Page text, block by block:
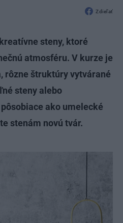
Zdieľať
steny, ktoré
atmosféru. V kurze je
rôzne štruktúry vytvárané
steny alebo
ako umelecké
stenám novú tvár.